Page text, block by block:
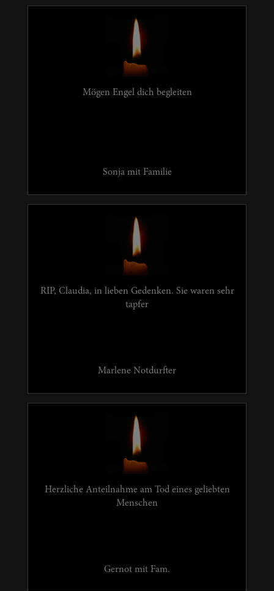
Mögen Engel dich begleiten
Sonja mit Familie
RIP, Claudia, in lieben Gedenken. Sie waren sehr
tapfer
Marlene Notdurfter
Herzliche Anteilnahme am Tod eines geliebten
Menschen
Gernot mit Fam.